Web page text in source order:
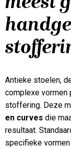
Antieke stoelen,
complexe vormen
stoffering. Deze
en curves die
resultaat.
specifieke